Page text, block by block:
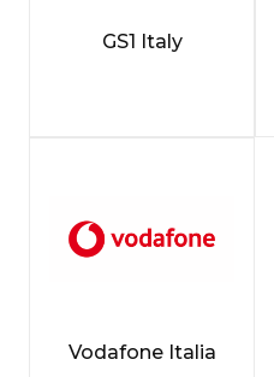
GS1 Italy
Vodafone Italia